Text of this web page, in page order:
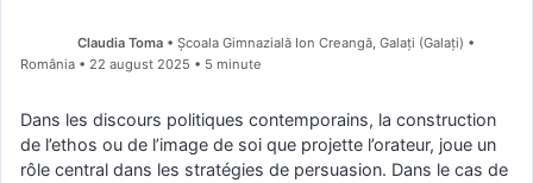
Claudia Toma • Școala Gimnazială Ion Creangă, Galați (Galaţi) •
România
22 august 2025 • 5 minute
Dans les discours politiques contemporains, la construction
de l’ethos ou de l’image de soi que projette l’orateur, joue un
rôle central dans les stratégies de persuasion. Dans le cas de